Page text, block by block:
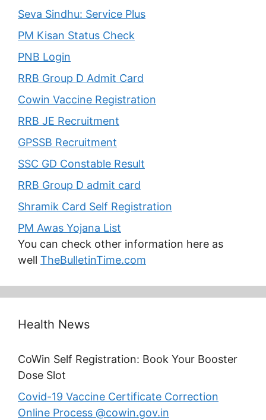
Seva Sindhu: Service Plus
PM Kisan Status Check
PNB Login
RRB Group D Admit Card
Cowin Vaccine Registration
RRB JE Recruitment
GPSSB Recruitment
SSC GD Constable Result
RRB Group D admit card
Shramik Card Self Registration
PM Awas Yojana List
You can check other information here as
well TheBulletinTime.com
Health News
CoWin Self Registration: Book Your Booster
Dose Slot
Covid-19 Vaccine Certificate Correction
Online Process @cowin.gov.in